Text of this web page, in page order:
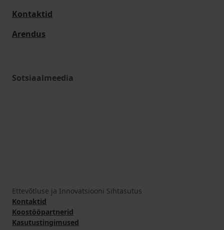
Kontaktid
Arendus
Sotsiaalmeedia
Ettevõtluse ja Innovatsiooni Sihtasutus
Kontaktid
Koostööpartnerid
Kasutustingimused